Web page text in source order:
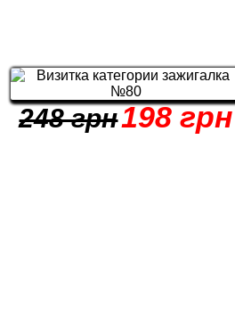
248 грн198 грн